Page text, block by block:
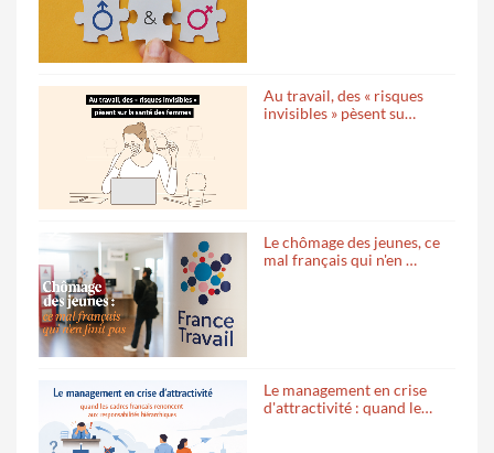
Au travail, des « risques
invisibles » pèsent su…
Le chômage des jeunes, ce
mal français qui n'en …
Le management en crise
d'attractivité : quand le…